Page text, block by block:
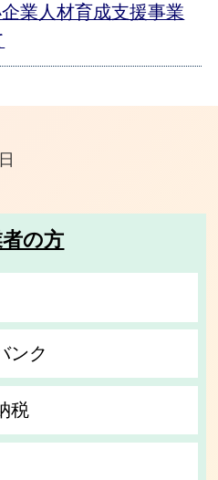
企業人材育成支援事業
の方
ンク
税